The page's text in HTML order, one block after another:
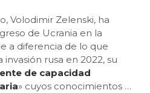
Volodimir Zelenski, ha
de Ucrania en la
a diferencia de lo que
rusa en 2022, su
de capacidad
» cuyos conocimientos …